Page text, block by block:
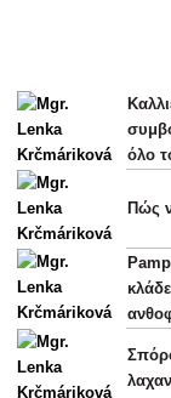
όλο
Πώς